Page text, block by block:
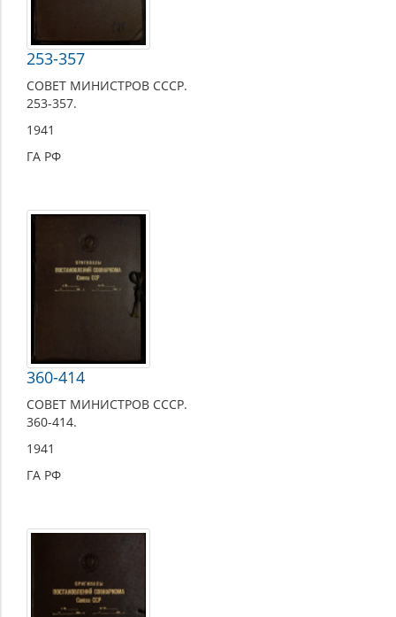
253-357
СОВЕТ МИНИСТРОВ СССР.
253-357.
1941
ГА РФ
360-414
СОВЕТ МИНИСТРОВ СССР.
360-414.
1941
ГА РФ